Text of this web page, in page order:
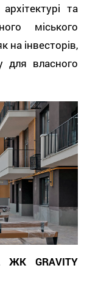
та
міського
на інвесторів,
для власного
ЖК GRAVITY